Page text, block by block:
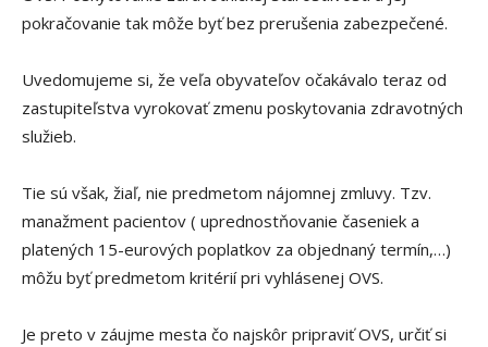
pokračovanie tak môže byť bez prerušenia zabezpečené.
Uvedomujeme si, že veľa obyvateľov očakávalo teraz od
zastupiteľstva vyrokovať zmenu poskytovania zdravotných
služieb.
Tie sú však, žiaľ, nie predmetom nájomnej zmluvy. Tzv.
manažment pacientov ( uprednostňovanie časeniek a
platených 15-eurových poplatkov za objednaný termín,…)
môžu byť predmetom kritérií pri vyhlásenej OVS.
Je preto v záujme mesta čo najskôr pripraviť OVS, určiť si